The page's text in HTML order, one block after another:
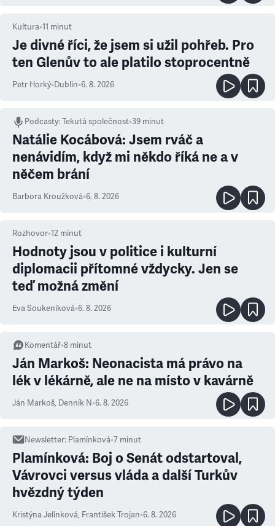
Kultura•11 minut
Je divné říci, že jsem si užil pohřeb. Pro
ten Glenův to ale platilo stoprocentně
Petr Horký•Dublin•6. 8. 2026
Podcasty:Tekutá společnost•39 minut
Natálie Kocábová: Jsem rváč a
nenávidím, když mi někdo říká ne a v
něčem brání
Barbora Kroužková•6. 8. 2026
Rozhovor•12 minut
Hodnoty jsou v politice i kulturní
diplomacii přítomné vždycky. Jen se
teď možná změní
Eva Soukeníková•6. 8. 2026
Komentář•8 minut
Ján Markoš: Neonacista má právo na
lék v lékárně, ale ne na místo v kavárně
Ján Markoš, Denník N•6. 8. 2026
Newsletter: Plamínková•7 minut
Plamínková: Boj o Senát odstartoval,
Vávrovci versus vláda a další Turkův
hvězdný týden
Kristýna Jelínková, František Trojan•6. 8. 2026